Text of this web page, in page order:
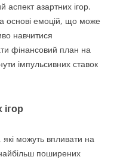
аспект азартних ігор.
основі емоцій, що може
навчитися
фінансовий план на
імпульсивних ставок
які можуть впливати на
поширених